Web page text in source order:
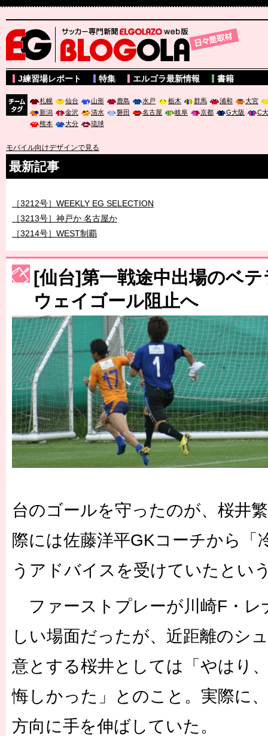
サッカー専門新聞ELGOLAZO web版 BLOGOLA
J練習場レポート 特集 エルゴラ最新情報 書籍
札幌 仙台 山形 鹿島 水戸 栃木 群馬 浦和
大宮
新潟
金沢 清水 磐田 名古屋 岐阜 京都 G大阪
C
熊本
大分 琉球
モバイル向けデザインで見る
最新記事
［3212号］WEEKLY EG SELECTION
［3213号］神戸か 名古屋か
［3214号］WEST制覇
［3215号］WEEKLY EG SELECTION
［3216号］行く末占うラストワン
［3217号］最高の景色へ出国
［3218号］WEEKLY EG SELECTION
［3219号］特別な覇者へ 大逆転か連破か
［3220号］伝説の王者、黄金のシャーレ
[仙台]第一戦途中出場のベ
ウェイゴール阻止へ
台のゴールを守ったのが、桜井
際には佐藤洋平GKコーチから「
うアドバイスを受けていたとい
ファーストプレーが川崎F・レ
しい場面だったが、近距離のシ
意とする桜井としては「やはり
悔しかった」とのこと。実際に
方向に手を伸ばしていた。